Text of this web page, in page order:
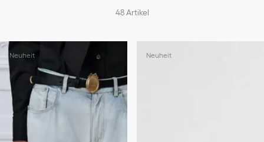
Alle Accessoires
48 Artikel
Neuheit Neuheit